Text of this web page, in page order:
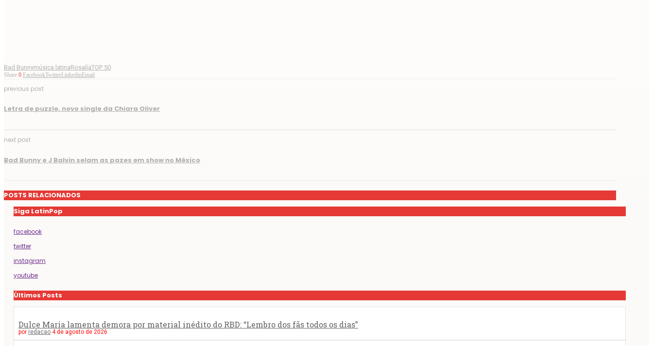
Bad Bunnymúsica latinaRosalíaTOP 50
Share 0 FacebookTwitterLinkedinEmail
previous post
Letra de puzzle, novo single da Chiara Oliver
next post
Bad Bunny e J Balvin selam as pazes em show no México
POSTS RELACIONADOS
Siga LatinPop
facebook
twitter
instagram
youtube
Últimos Posts
Dulce María lamenta demora por material inédito do RBD: “Lembro dos fãs todos os dias”
por redacao 4 de agosto de 2026